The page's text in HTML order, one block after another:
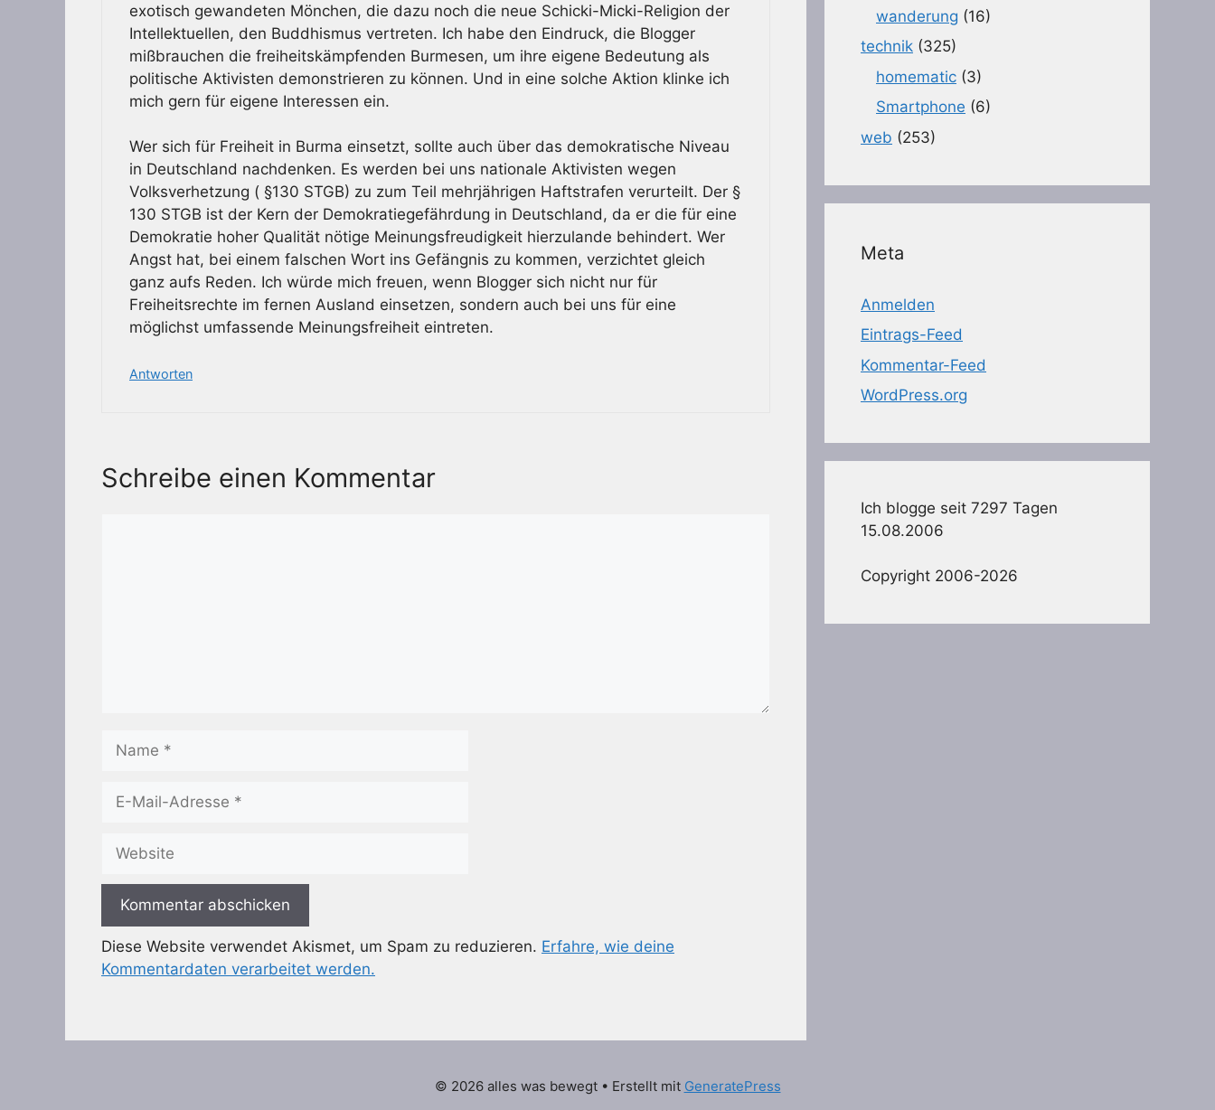
exotisch gewandeten Mönchen, die dazu noch die neue Schicki-Micki-Religion der
Intellektuellen, den Buddhismus vertreten. Ich habe den Eindruck, die Blogger
mißbrauchen die freiheitskämpfenden Burmesen, um ihre eigene Bedeutung als
politische Aktivisten demonstrieren zu können. Und in eine solche Aktion klinke ich
mich gern für eigene Interessen ein.
Wer sich für Freiheit in Burma einsetzt, sollte auch über das demokratische Niveau
in Deutschland nachdenken. Es werden bei uns nationale Aktivisten wegen
Volksverhetzung ( §130 STGB) zu zum Teil mehrjährigen Haftstrafen verurteilt. Der §
130 STGB ist der Kern der Demokratiegefährdung in Deutschland, da er die für eine
Demokratie hoher Qualität nötige Meinungsfreudigkeit hierzulande behindert. Wer
Angst hat, bei einem falschen Wort ins Gefängnis zu kommen, verzichtet gleich
ganz aufs Reden. Ich würde mich freuen, wenn Blogger sich nicht nur für
Freiheitsrechte im fernen Ausland einsetzen, sondern auch bei uns für eine
möglichst umfassende Meinungsfreiheit eintreten.
Antworten
Schreibe einen Kommentar
Name
Website
Diese Website verwendet Akismet, um Spam zu reduzieren. Erfahre, wie deine
Kommentardaten verarbeitet werden.
wanderung (16)
technik (325)
homematic (3)
Smartphone (6)
web (253)
Meta
Anmelden
Eintrags-Feed
Kommentar-Feed
WordPress.org
Ich blogge seit 7297 Tagen
15.08.2006
Copyright 2006-2026
© 2026 alles was bewegt• Erstellt mit GeneratePress